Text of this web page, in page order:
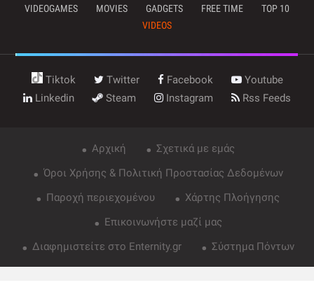
VIDEOGAMES MOVIES GADGETS FREE TIME
TOP 10
VIDEOS
Tiktok Twitter Facebook
Youtube
Linkedin
Steam Instagram Rss Feeds
Αρχική
Σχετικά με εμάς
Όροι Χρήσης & Πολιτική Προστασίας Δεδομένων
Παροχή περιεχομένου
Χάρτης Πλοήγησης
Επικοινωνήστε μαζί μας
Διαφημιστείτε στο Enternity.gr
Σύστημα Πόντων